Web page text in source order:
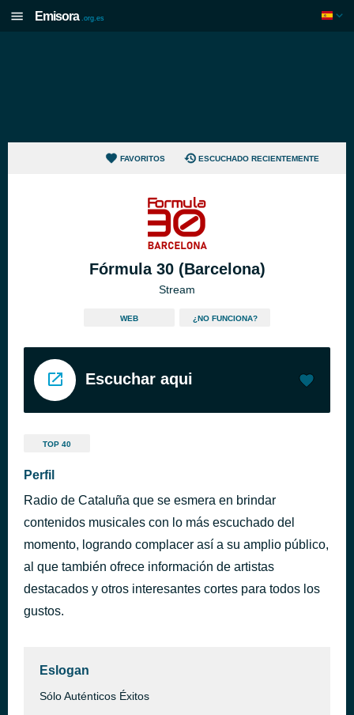
Emisora .org.es
FAVORITOS ESCUCHADO RECIENTEMENTE
Fórmula 30 (Barcelona)
Stream
WEB ¿NO FUNCIONA?
Escuchar aqui
TOP 40
Perfil
Radio de Cataluña que se esmera en brindar
contenidos musicales con lo más escuchado del
momento, logrando complacer así a su amplio público,
al que también ofrece información de artistas
destacados y otros interesantes cortes para todos los
gustos.
Eslogan
Sólo Auténticos Éxitos